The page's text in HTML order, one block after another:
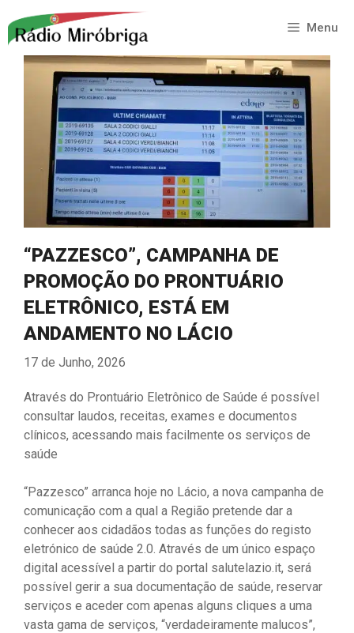
para
conteúdo
Menu
“PAZZESCO”, CAMPANHA DE
PROMOÇÃO DO PRONTUÁRIO
ELETRÔNICO, ESTÁ EM
ANDAMENTO NO LÁCIO
17 de Junho, 2026
Através do Prontuário Eletrônico de Saúde é possível
consultar laudos, receitas, exames e documentos
clínicos, acessando mais facilmente os serviços de
saúde
“Pazzesco” arranca hoje no Lácio, a nova campanha de
comunicação com a qual a Região pretende dar a
conhecer aos cidadãos todas as funções do registo
eletrónico de saúde 2.0. Através de um único espaço
digital acessível a partir do portal salutelazio.it, será
possível gerir a sua documentação de saúde, reservar
serviços e aceder com apenas alguns cliques a uma
vasta gama de serviços, “verdadeiramente malucos”,